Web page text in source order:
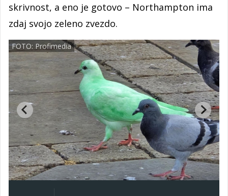
skrivnost, a eno je gotovo – Northampton ima
zdaj svojo zeleno zvezdo.
FOTO: Profimedia